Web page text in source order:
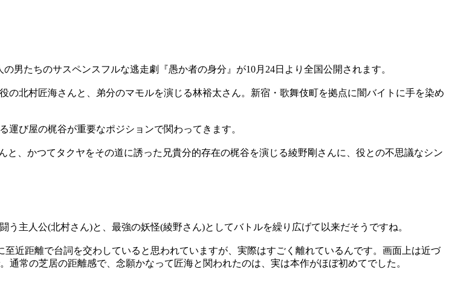
男たちのサスペンスフルな逃走劇『愚か者の身分』が10月24日より全国公開されます。
北村匠海さんと、弟分のマモルを演じる林裕太さん。新宿・歌舞伎町を拠点に闇バイトに手を染め
び屋の梶谷が重要なポジションで関わってきます。
、かつてタクヤをその道に誘った兄貴分的存在の梶谷を演じる綾野剛さんに、役との不思議なシン
主人公(北村さん)と、最強の妖怪(綾野さん)としてバトルを繰り広げて以来だそうですね。
近距離で台詞を交わしていると思われていますが、実際はすごく離れているんです。画面上は近づ
常の芝居の距離感で、念願かなって匠海と関われたのは、実は本作がほぼ初めてでした。